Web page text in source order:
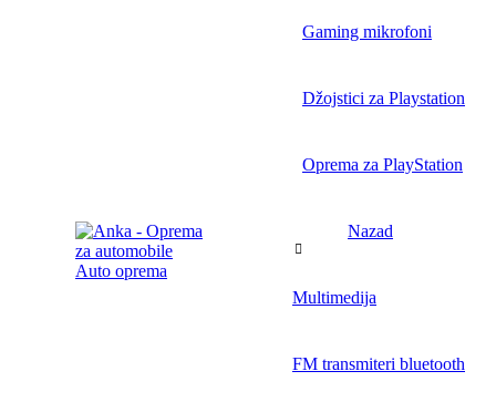
Gaming mikrofoni
Džojstici za Playstation
Oprema za PlayStation
Auto oprema
Nazad
Multimedija
FM transmiteri bluetooth